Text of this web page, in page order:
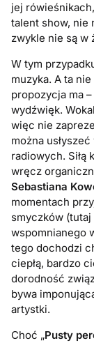
jej
talent show, nie
zwykle nie są w
W tym
muzyka. A ta
propozycja ma
wydźwięk.
więc nie
można
radiowych. Siłą
wręcz
Sebastiana
momentach
smyczków (tutaj
wspomnianego
tego dochodzi
ciepłą, bardzo
dorodność
bywa
artystki.
Choć „Pusty